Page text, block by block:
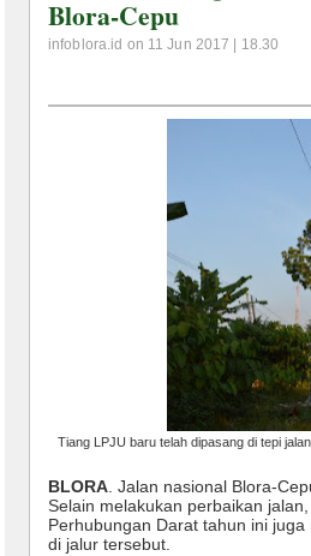
Blora-Cepu
infoblora.id on 11 Jun 2017 | 18.30
Tiang LPJU baru telah dipasang di tepi
BLORA . Jalan nasional Blora-
Selain melakukan perbaikan
Perhubungan Darat tahun ini
di jalur tersebut.